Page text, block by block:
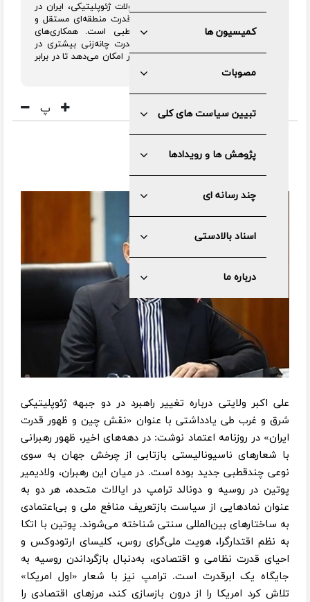
کمیسیون ها
مصوبات
تبیین سیاست های کلی
پژوهش ها و رویدادها
چند رسانه ای
اسناد بالادستی
درباره ما
علی‌اکبر ولایتی نوشت: با توجه به تحولات ژئوپلیتیکی، ایران در
حال تثبیت جایگاه خود به عنوان یک قدرت منطقه‌ای مستقل و
تاثیرگذار در یک نظم جهانی چندقطبی است. همکاری‌های
راهبردی با روسیه و چین، به ایران قدرت چانه‌زنی بیشتری در
صحنه بین‌المللی می‌دهد و به این کشور امکان می‌دهد تا در برابر
فشارهای غرب مقاومت کند.
پ
اعتمادآنلاین
علی اکبر ولایتی درباره تغییر راهبرد در دو جبهه ژئوپلیتیکی
شرق و غرب طی یادداشتی با عنوان «نقش چین و ظهور قدرت
ایران» در روزنامه اعتماد نوشت: در دهه‌های اخیر، ظهور رهبرانی
با شعارهای ناسیونالیستی بازتابی از چرخش جهان به سوی
نوعی چندقطبی جدید بوده است. در میان این رهبران، ولادیمیر
پوتین در روسیه و دونالد ترامپ در ایالات متحده، هر دو به
عنوان نمادهایی از سیاست بازتعریف منافع ملی و بی‌اعتمادی
به ساختارهای بین‌المللی سنتی شناخته می‌شوند. پوتین با اتکا
به نظم اقتدارگرا، هویت ملی‌گرای روس، کلیسای ارتودوکس و
احیای قدرت نظامی و اقتصادی، به‌دنبال بازگرداندن روسیه به
جایگاه یک ابرقدرت است. ترامپ نیز با شعار «اول امریکا»
تلاش کرد امریکا را از درون بازسازی کند، مرزهای اقتصادی را